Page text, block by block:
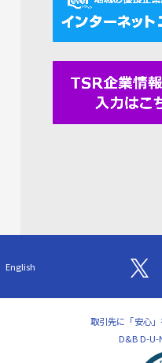
English
取引先に「安心
D&B D-U-